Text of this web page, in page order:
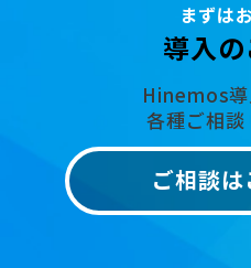
まずは
導入
Hinemos導
各種ご相談
ご相談は